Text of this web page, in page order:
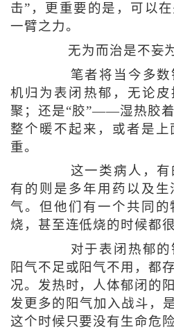
击”，更重要的是，可以
一臂之力。
无为而治是不妄
笔者将当今多数
机归为表闭热郁，无论
聚；还是“胶”——湿热胶
整个暖不起来，或者是
重。
这一类病人，有
有的则是多年用药以及生
气。但他们有一个共同
烧，甚至连低烧的时候都很
对于表闭热郁的
阳气不足或阳气不用，都
况。发热时，人体郁闭的
发更多的阳气加入战斗，
这个时候只要没有生命危